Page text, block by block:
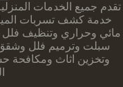
تقدم جميع الخدمات
خدمة كشف تسربات
مائي وحراري وتنظيف
سبلت وترميم فلل
وتخزين اثاث ومكافحة